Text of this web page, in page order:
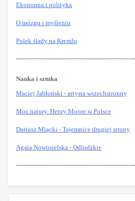
Ekonomia i polityka
O mózgu i myśleniu
Polek ślady na Kremlu
Nauka i sztuka
Maciej Jabłoński - artysta wszechstronny
Moc natury. Henry Moore w Polsce
Dariusz Mlącki - Tajemnice drugiej strony
Agata Nowosielska - Odludzkie